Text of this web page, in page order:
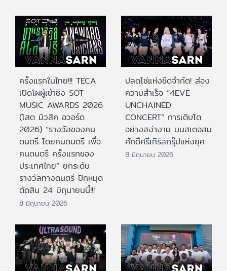
ครั้งแรกในไทย!!! TECA
เปิดโผผู้เข้าชิง SOT
MUSIC AWARDS 2026
(โสต มิวสิค อวอร์ด
2026) “รางวัลของคน
ดนตรี โดยคนดนตรี เพื่อ
คนดนตรี ครั้งแรกของ
ประเทศไทย” ยกระดับ
รางวัลทางดนตรี ปักหมุด
ตัดสิน 24 มิถุนายนนี้!!!
8 มิถุนายน 2026
ปลดโซ่แห่งขีดจำกัด! ส่อง
ความสำเร็จ “4EVE
UNCHAINED
CONCERT” การเติบโต
อย่างสง่างาม บนสเตจสม
ศักดิ์ศรีเกิร์ลกรุ๊ปแห่งยุค
8 มิถุนายน 2026